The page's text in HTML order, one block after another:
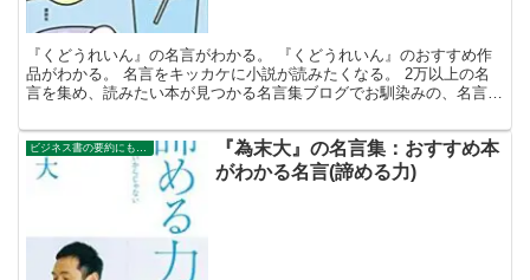
『くどうれいん』の名言がわかる。 『くどうれいん』のおすすめ作
品がわかる。 名言をキッカケに小説が読みたくなる。 2万以上の名
言を集め、読みたい本が見つかる名言集ブログでお馴染みの、名言紹
ビジネス書の要約にもなる名言集
『為末大』の名言集：おすすめ本
がわかる名言(諦める力)